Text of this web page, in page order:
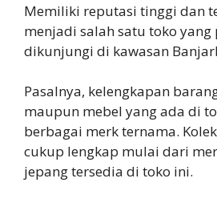
Memiliki reputasi tinggi dan
menjadi salah satu toko yang
dikunjungi di kawasan
Pasalnya, kelengkapan
maupun mebel yang ada di
berbagai merk ternama.
cukup lengkap mulai dari
jepang tersedia di toko ini.